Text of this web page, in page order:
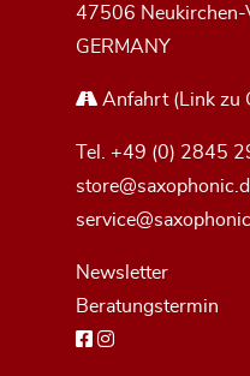
47506 Neukirchen-
GERMANY
Anfahrt(Link zu
Tel. +49 (0) 2845
Newsletter
Beratungstermin